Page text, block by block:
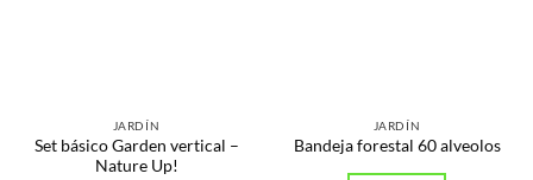
JARDÍN
Set básico Garden vertical –
Nature Up!
JARDÍN
Bandeja forestal 60 alveolos